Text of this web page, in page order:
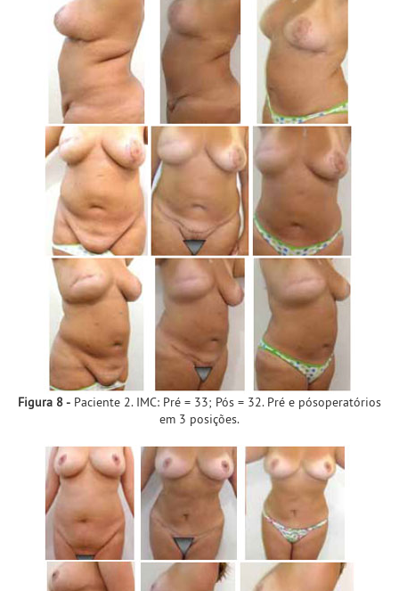
Figura 8 - Paciente 2. IMC: Pré = 33; Pós = 32. Pré e pósoperatórios
em 3 posições.